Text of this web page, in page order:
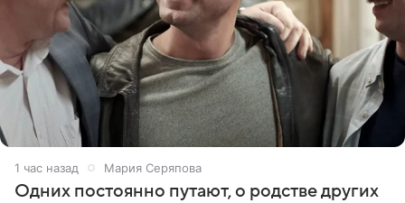
1 час назад Мария Серяпова
Одних постоянно путают, о родстве других